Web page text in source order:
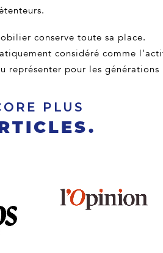
conserve toute sa place.
considéré comme
représenter pour les générations
PLUS